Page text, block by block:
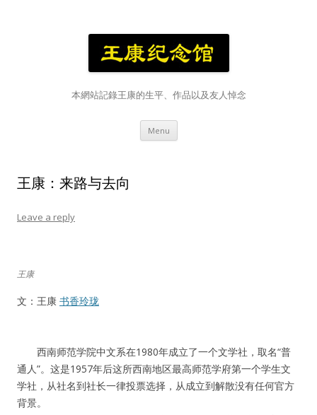
本網站記錄王康的生平、作品以及友人悼念
Menu Skip
content
王康：来路与去向
Leave a reply
王康
文：王康 书香玲珑
西南师范学院中文系在1980年成立了一个文学社，取名“普
通人”。这是1957年后这所西南地区最高师范学府第一个学生文
学社，从社名到社长一律投票选择，从成立到解散没有任何官方
背景。